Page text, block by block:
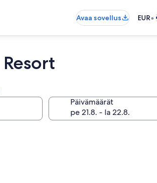
Avaa sovellus EUR•
Päivämäärät